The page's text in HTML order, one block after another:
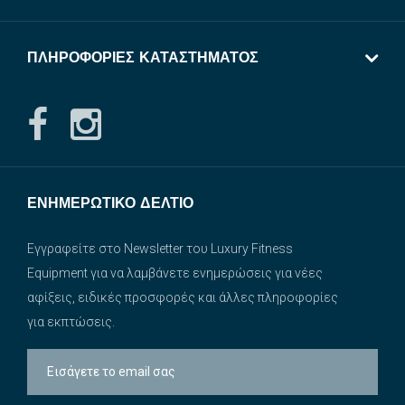
ΠΛΗΡΟΦΟΡΊΕΣ ΚΑΤΑΣΤΉΜΑΤΟΣ
ΕΝΗΜΕΡΩΤΙΚΌ ΔΕΛΤΊΟ
Εγγραφείτε στο Newsletter του Luxury Fitness
Equipment για να λαμβάνετε ενημερώσεις για νέες
αφίξεις, ειδικές προσφορές και άλλες πληροφορίες
για εκπτώσεις.